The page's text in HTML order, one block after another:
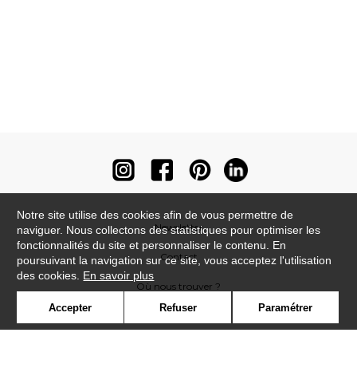
Newsletter
Contact
Où nous trouver ?
Notre site utilise des cookies afin de vous permettre de
naviguer. Nous collectons des statistiques pour optimiser les
fonctionnalités du site et personnaliser le contenu. En
poursuivant la navigation sur ce site, vous acceptez l'utilisation
des cookies. En savoir plus
Accepter Refuser Paramétrer